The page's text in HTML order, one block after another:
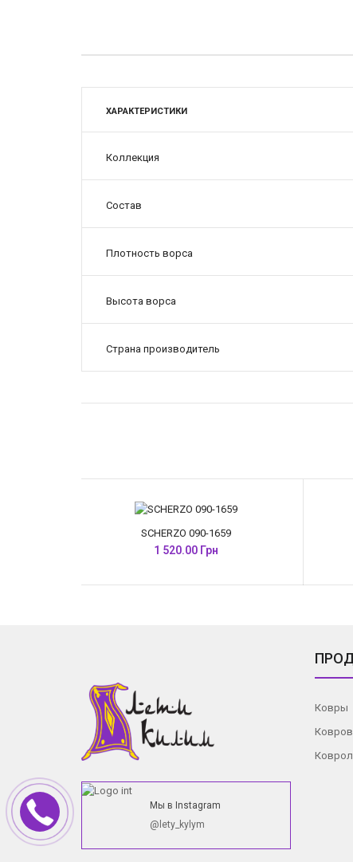
ХАРАКТЕРИСТИКИ
Коллекция
Состав
Плотность ворса
Высота ворса
Страна производитель
SCHERZO 090-1659
1 520.00 Грн
Мы в Instagram
@lety_kylym
Ковры